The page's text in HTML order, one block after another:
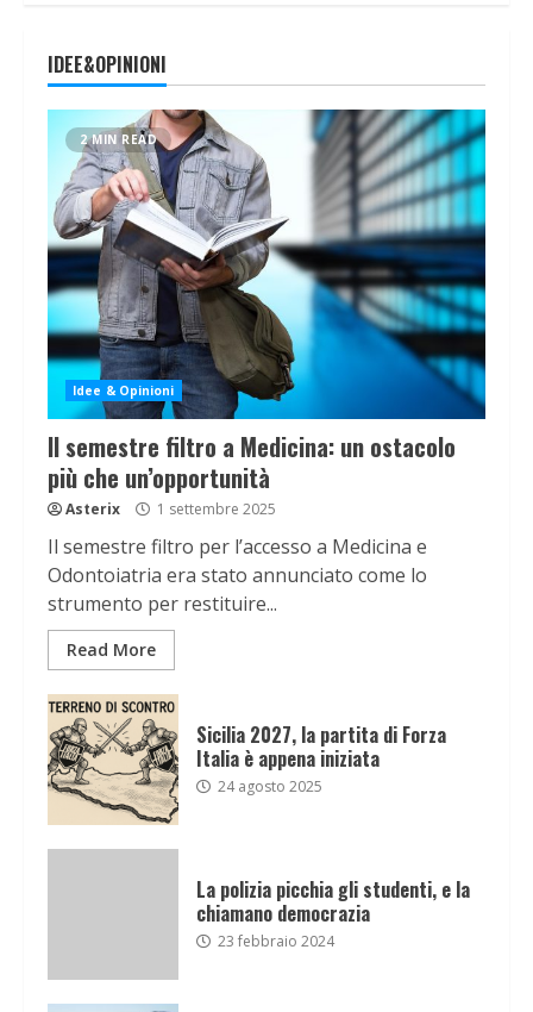
IDEE&OPINIONI
2 MIN READ
Idee & Opinioni
Il semestre filtro a Medicina: un ostacolo
più che un’opportunità
Asterix 1 settembre 2025
Il semestre filtro per l’accesso a Medicina e
Odontoiatria era stato annunciato come lo
strumento per restituire...
Read More
Sicilia 2027, la partita di Forza
Italia è appena iniziata
24 agosto 2025
La polizia picchia gli studenti, e la
chiamano democrazia
23 febbraio 2024